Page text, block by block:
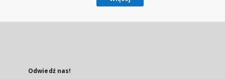
Odwiedź nas!